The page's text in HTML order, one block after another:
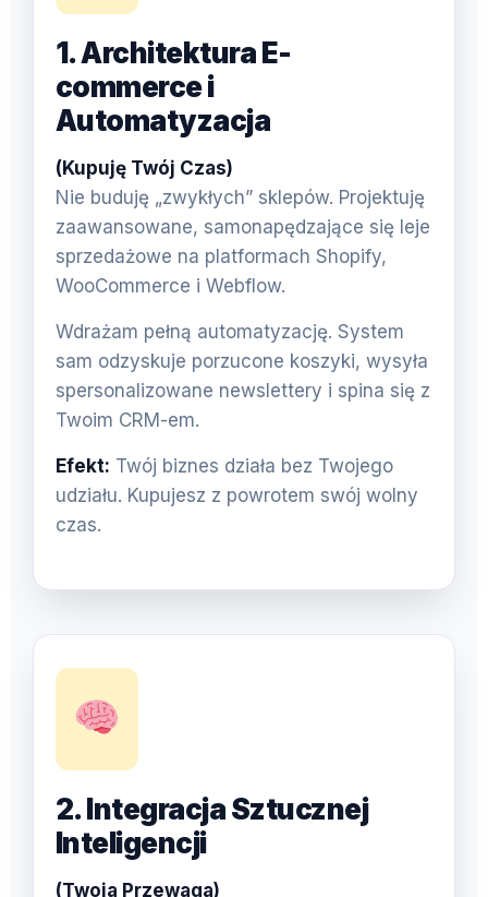
1. Architektura E-
commerce i
Automatyzacja
(Kupuję Twój Czas)
Nie buduję „zwykłych” sklepów. Projektuję
zaawansowane, samonapędzające się leje
sprzedażowe na platformach Shopify,
WooCommerce i Webflow.
Wdrażam pełną automatyzację. System
sam odzyskuje porzucone koszyki, wysyła
spersonalizowane newslettery i spina się z
Twoim CRM-em.
Efekt: Twój biznes działa bez Twojego
udziału. Kupujesz z powrotem swój wolny
czas.
2. Integracja Sztucznej
Inteligencji
(Twoja Przewaga)